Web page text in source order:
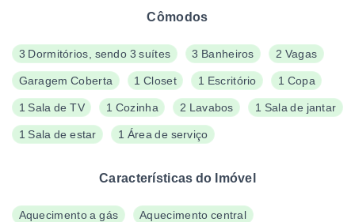
Cômodos
3 Dormitórios, sendo 3 suítes 3 Banheiros 2 Vagas
Garagem Coberta 1 Closet 1 Escritório 1 Copa
1 Sala de TV 1 Cozinha 2 Lavabos 1 Sala de jantar
1 Sala de estar 1 Área de serviço
Características do Imóvel
Aquecimento a gás Aquecimento central